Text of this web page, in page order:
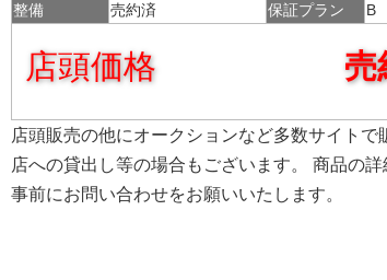
整備
売約済 保証プラン B
店頭価格 売
店頭販売の他にオークションなど多数サイトで
店への貸出し等の場合もございます。 商品の詳
事前にお問い合わせをお願いいたします。